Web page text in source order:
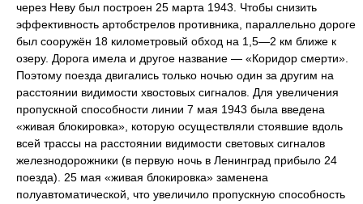
через Неву был построен 25 марта 1943. Чтобы снизить
эффективность артобстрелов противника, параллельно дороге
был сооружён 18 километровый обход на 1,5—2 км ближе к
озеру. Дорога имела и другое название — «Коридор смерти».
Поэтому поезда двигались только ночью один за другим на
расстоянии видимости хвостовых сигналов. Для увеличения
пропускной способности линии 7 мая 1943 была введена
«живая блокировка», которую осуществляли стоявшие вдоль
всей трассы на расстоянии видимости световых сигналов
железнодорожники (в первую ночь в Ленинград прибыло 24
поезда). 25 мая «живая блокировка» заменена
полуавтоматической, что увеличило пропускную способность